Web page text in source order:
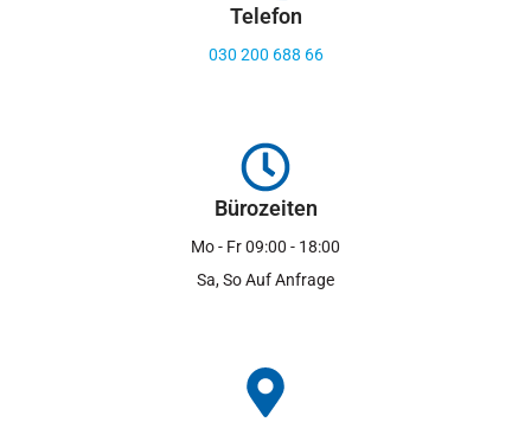
Telefon
030 200 688 66
Bürozeiten
Mo - Fr 09:00 - 18:00
Sa, So Auf Anfrage